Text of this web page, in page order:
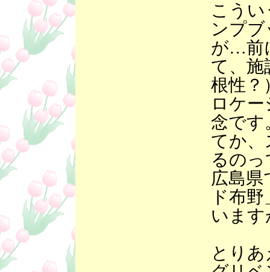
こう
ンプ
が…前
て、施
根性？
ロケ
念です
てか
るの
広島
ド布
いま
とり